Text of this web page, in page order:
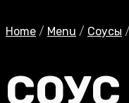
Home / Menu / Соусы /
СОУС